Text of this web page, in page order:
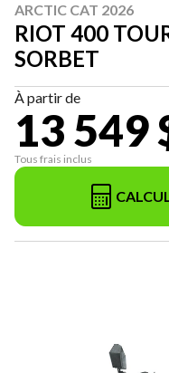
ARCTIC CAT 2026
RIOT 400
SORBET
À partir de
13 549
Tous frais inclus